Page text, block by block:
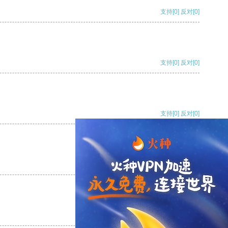
支持[0] 反对[0]
支持[0] 反对[0]
支持[0] 反对[0]
支持[0] 反对
支持